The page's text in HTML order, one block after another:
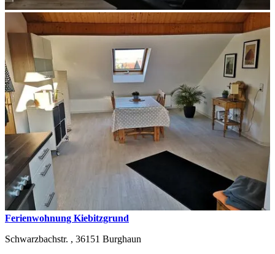
Ferienwohnung Kiebitzgrund
Schwarzbachstr. , 36151 Burghaun